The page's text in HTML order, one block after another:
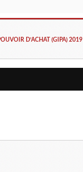
D’ACHAT (GIPA) 2019